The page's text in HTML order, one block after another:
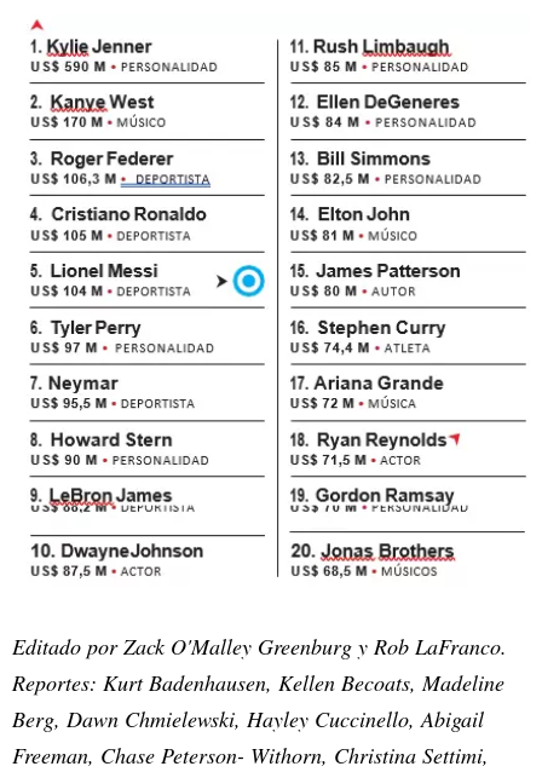
Editado por Zack O'Malley Greenburg y Rob LaFranco.
Reportes: Kurt Badenhausen, Kellen Becoats, Madeline
Berg, Dawn Chmielewski, Hayley Cuccinello, Abigail
Freeman, Chase Peterson- Withorn, Christina Settimi,